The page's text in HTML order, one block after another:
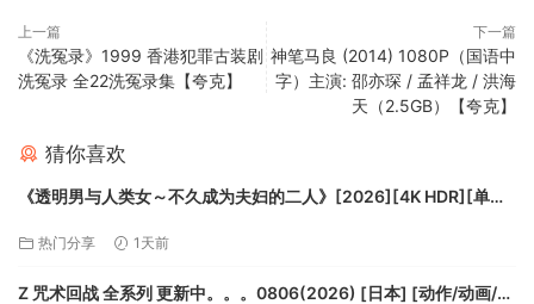
上一篇
《洗冤录》1999 香港犯罪古装剧
洗冤录 全22洗冤录集【夸克】
下一篇
神笔马良 (2014) 1080P（国语中
字）主演: 邵亦琛 / 孟祥龙 / 洪海
天（2.5GB）【夸克】
猜你喜欢
《透明男与人类女～不久成为夫妇的二人》[2026][4K HDR][单集
热门分享 1天前
Z 咒术回战 全系列 更新中。。。0806(2026) [日本] [动作/动画/奇